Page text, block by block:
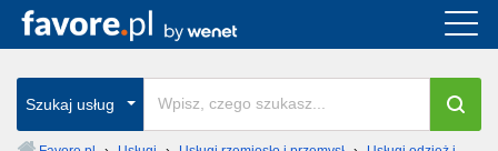
Szukaj usług
Cała Polska
wszystkie w całym kraju